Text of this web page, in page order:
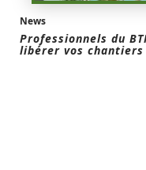
News
Professionnels du
libérer vos chantiers